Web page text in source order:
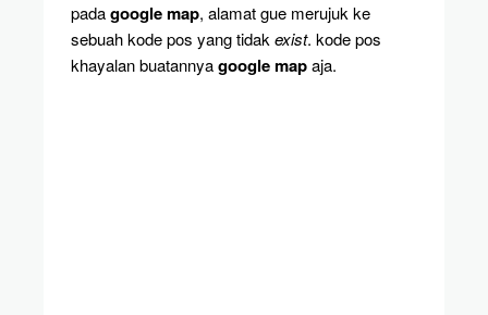
padagoogle map, alamat gue merujuk ke
sebuah kode pos yang tidak exist. kode pos
khayalan buatannyagoogle mapaja.